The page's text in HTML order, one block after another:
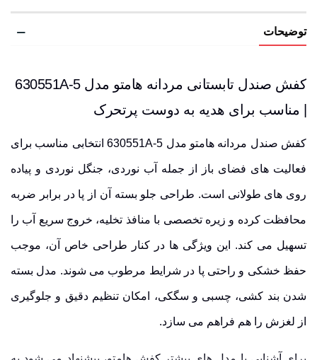
توضیحات
کفش صندل تابستانی مردانه هامتو مدل 630551A-5
| مناسب برای هدیه به دوست پرتحرک
کفش صندل مردانه هامتو مدل 630551A-5 انتخابی مناسب برای
فعالیت های فضای باز از جمله آب نوردی، جنگل نوردی و پیاده
روی های طولانی است. طراحی جلو بسته آن از پا در برابر ضربه
محافظت کرده و زیره تخصصی با منافذ تخلیه، خروج سریع آب را
تسهیل می کند. این ویژگی ها در کنار طراحی خاص آن، موجب
حفظ خشکی و راحتی پا در شرایط مرطوب می شوند. مدل بسته
شدن بند کشی، چسبی و سگکی، امکان تنظیم دقیق و جلوگیری
از لغزش را هم فراهم می سازد.